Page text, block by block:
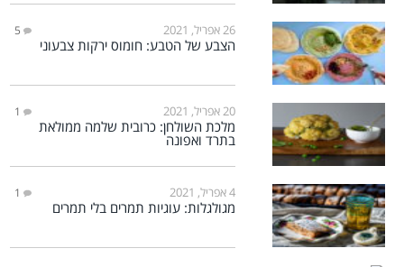
26 אפריל, 2021 5
הצבע של הטבע: חומוס ירקות צבעוני
20 אפריל, 2021 1
מלכת השולחן: כרובית שלמה ממולאת
בתרד ואפונה
4 אפריל, 2021 1
מגולגלות: עוגיות תמרים בלי תמרים